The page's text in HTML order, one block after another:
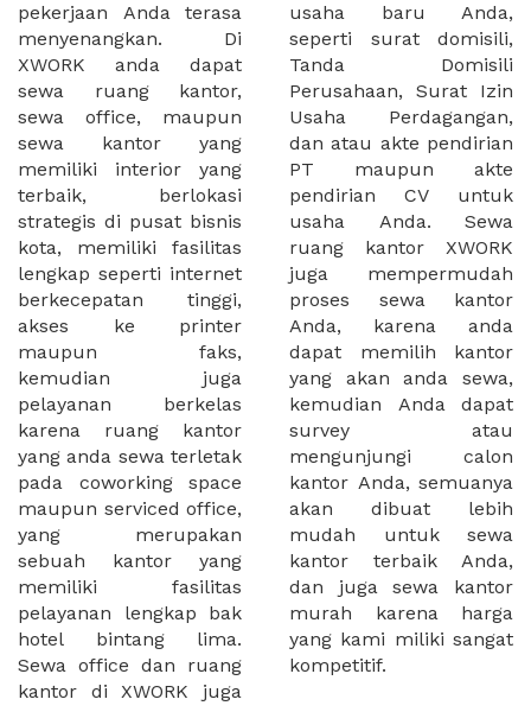
pekerjaan Anda terasa
menyenangkan. Di
XWORK anda dapat
sewa ruang kantor,
sewa office, maupun
sewa kantor yang
memiliki interior yang
terbaik, berlokasi
strategis di pusat bisnis
kota, memiliki fasilitas
lengkap seperti internet
berkecepatan tinggi,
akses ke printer
maupun faks,
kemudian juga
pelayanan berkelas
karena ruang kantor
yang anda sewa terletak
pada coworking space
maupun serviced office,
yang merupakan
sebuah kantor yang
memiliki fasilitas
pelayanan lengkap bak
hotel bintang lima.
Sewa office dan ruang
kantor di XWORK juga
usaha baru Anda,
seperti surat domisili,
Tanda Domisili
Perusahaan, Surat Izin
Usaha Perdagangan,
dan atau akte pendirian
PT maupun akte
pendirian CV untuk
usaha Anda. Sewa
ruang kantor XWORK
juga mempermudah
proses sewa kantor
Anda, karena anda
dapat memilih kantor
yang akan anda sewa,
kemudian Anda dapat
survey atau
mengunjungi calon
kantor Anda, semuanya
akan dibuat lebih
mudah untuk sewa
kantor terbaik Anda,
dan juga sewa kantor
murah karena harga
yang kami miliki sangat
kompetitif.